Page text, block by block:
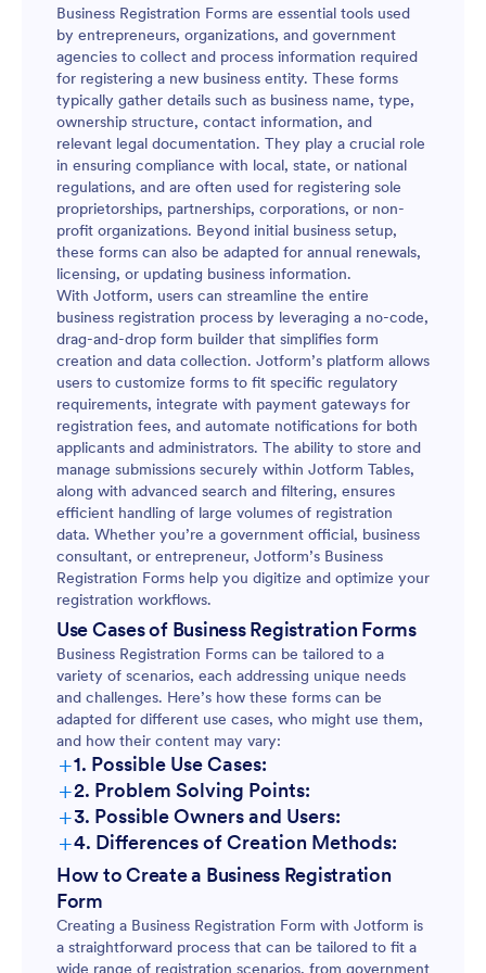
Business Registration Forms are essential tools used
by entrepreneurs, organizations, and government
agencies to collect and process information required
for registering a new business entity. These forms
typically gather details such as business name, type,
ownership structure, contact information, and
relevant legal documentation. They play a crucial role
in ensuring compliance with local, state, or national
regulations, and are often used for registering sole
proprietorships, partnerships, corporations, or non-
profit organizations. Beyond initial business setup,
these forms can also be adapted for annual renewals,
licensing, or updating business information.
With Jotform, users can streamline the entire
business registration process by leveraging a no-code,
drag-and-drop form builder that simplifies form
creation and data collection. Jotform’s platform allows
users to customize forms to fit specific regulatory
requirements, integrate with payment gateways for
registration fees, and automate notifications for both
applicants and administrators. The ability to store and
manage submissions securely within Jotform Tables,
along with advanced search and filtering, ensures
efficient handling of large volumes of registration
data. Whether you’re a government official, business
consultant, or entrepreneur, Jotform’s Business
Registration Forms help you digitize and optimize your
registration workflows.
Use Cases of Business Registration Forms
Business Registration Forms can be tailored to a
variety of scenarios, each addressing unique needs
and challenges. Here’s how these forms can be
adapted for different use cases, who might use them,
and how their content may vary:
+1. Possible Use Cases:
+2. Problem Solving Points:
+3. Possible Owners and Users:
+4. Differences of Creation Methods:
How to Create a Business Registration
Form
Creating a Business Registration Form with Jotform is
a straightforward process that can be tailored to fit a
wide range of registration scenarios, from government